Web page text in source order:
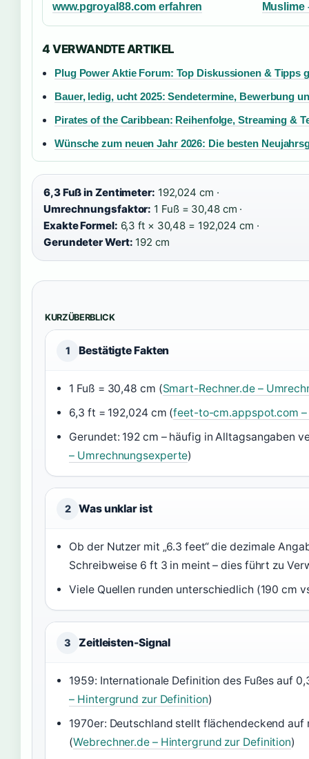
www.pgroyal88.com erfahren
Muslime
4 VERWANDTE ARTIKEL
Plug Power Aktie Forum: Top Diskussionen & Tipps
Bauer, ledig, ucht 2025: Sendetermine, Bewerbung
Pirates of the Caribbean: Reihenfolge, Streaming &
Wünsche zum neuen Jahr 2026: Die besten
6,3 Fuß in Zentimeter: 192,024 cm ·
Umrechnungsfaktor: 1 Fuß = 30,48 cm ·
Exakte Formel: 6,3 ft × 30,48 = 192,024 cm ·
Gerundeter Wert: 192 cm
KURZÜBERBLICK
1 Bestätigte Fakten
1 Fuß = 30,48 cm (Smart-Rechner.de –
6,3 ft = 192,024 cm (feet-to-cm.appspot.com
Gerundet: 192 cm – häufig in Alltagsangaben
– Umrechnungsexperte)
2 Was unklar ist
Ob der Nutzer mit „6.3 feet“ die dezimale
Schreibweise 6 ft 3 in meint – dies führt zu
Viele Quellen runden unterschiedlich (190 cm
3 Zeitleisten-Signal
1959: Internationale Definition des Fußes auf
– Hintergrund zur Definition)
1970er: Deutschland stellt flächendeckend auf
(Webrechner.de – Hintergrund zur Definition)